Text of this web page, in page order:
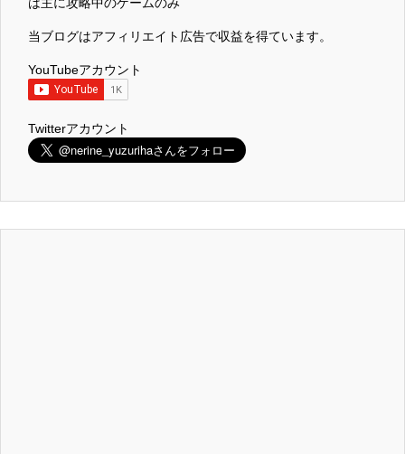
は主に攻略中のゲームのみ
当ブログはアフィリエイト広告で収益を得ています。
YouTubeアカウント
Twitterアカウント